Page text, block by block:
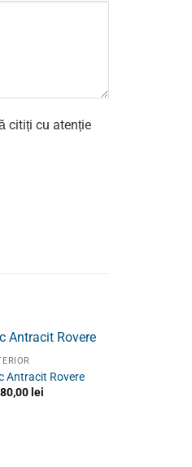
citiți cu atenție
Antracit Rovere
lei